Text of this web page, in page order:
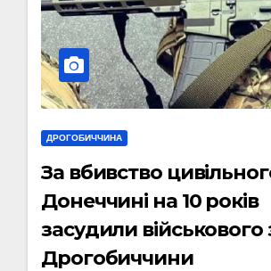
ДРОГОБИЧЧИНА
За вбивство
Донеччині на 10 років
засудили військового
Дрогобиччини